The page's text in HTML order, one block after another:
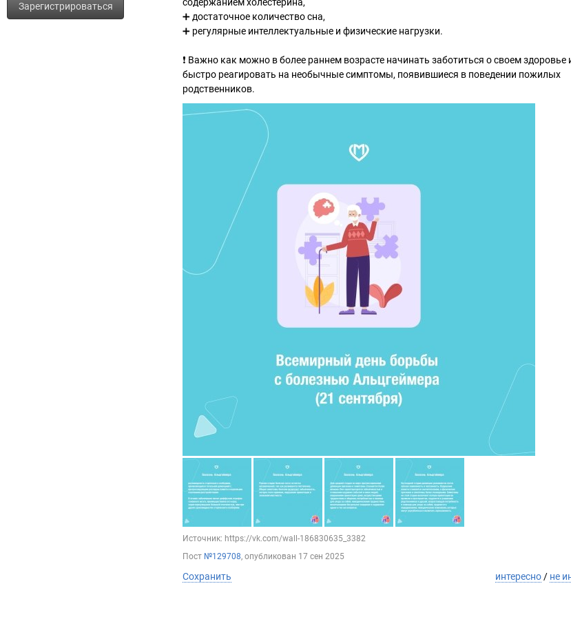
Зарегистрироваться
➕ достаточное количество сна,
➕ регулярные интеллектуальные и физические нагрузки.
❗️ Важно как можно в более раннем возрасте начинать заботиться о своем здоровье
быстро реагировать на необычные симптомы, появившиеся в поведении пожилых
родственников.
Источник: https://vk.com/wall-186830635_3382
Пост №129708, опубликован 17 сен 2025
Сохранить интересно / не